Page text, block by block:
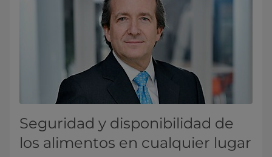
Seguridad y disponibilidad de
los alimentos en cualquier lugar